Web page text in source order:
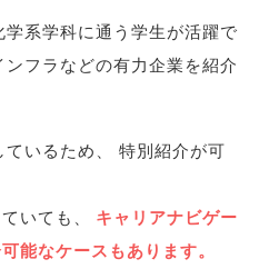
学系学科に通う学生が活躍で
ンフラなどの有力企業を紹介
いるため
特別紹介が可
いても
キャリアナビゲー
能なケースもあります。